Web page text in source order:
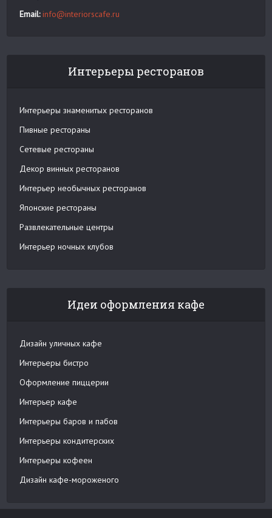
Email: info@interiorscafe.ru
Интерьеры ресторанов
Интерьеры знаменитых ресторанов
Пивные рестораны
Сетевые рестораны
Декор винных ресторанов
Интерьер необычных ресторанов
Японские рестораны
Развлекательные центры
Интерьер ночных клубов
Идеи оформления кафе
Дизайн уличных кафе
Интерьеры бистро
Оформление пиццерии
Интерьер кафе
Интерьеры баров и пабов
Интерьеры кондитерских
Интерьеры кофеен
Дизайн кафе-мороженого